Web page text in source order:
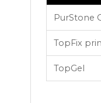
PurStone
TopFix
TopGel